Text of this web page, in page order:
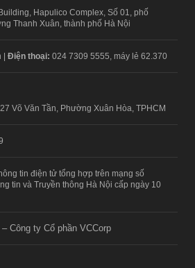
Hapulico Complex, Số 01, phố
Thanh Xuân, thành phố Hà Nội
Điện thoại: 024 7309 5555, máy lẻ 62.370
Võ Văn Tần, Phường Xuân Hòa, TPHCM
tin điện tử tổng hợp trên mạng số
tin và Truyền thông Hà Nội cấp ngày 10
Công ty Cổ phần VCCorp